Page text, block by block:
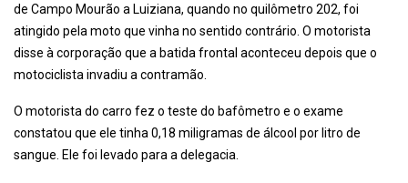
de Campo Mourão a Luiziana, quando no quilômetro 202, foi
atingido pela moto que vinha no sentido contrário. O motorista
disse à corporação que a batida frontal aconteceu depois que o
motociclista invadiu a contramão.
O motorista do carro fez o teste do bafômetro e o exame
constatou que ele tinha 0,18 miligramas de álcool por litro de
sangue. Ele foi levado para a delegacia.